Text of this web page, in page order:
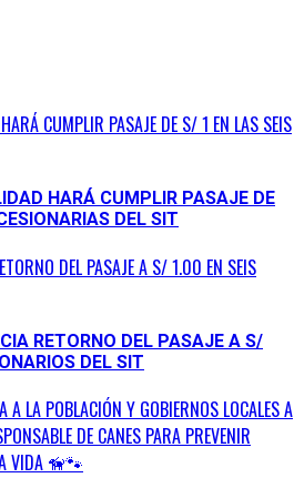
CUMPLIR PASAJE DE S/ 1 EN LAS SEIS
HARÁ CUMPLIR PASAJE DE
DEL SIT
DEL PASAJE A S/ 1.00 EN SEIS
RETORNO DEL PASAJE A S/
DEL SIT
LA POBLACIÓN Y GOBIERNOS LOCALES A
DE CANES PARA PREVENIR
VIDA 🦮🐾